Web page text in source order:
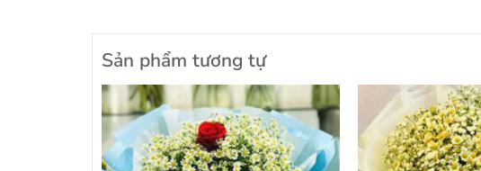
Sản phẩm tương tự